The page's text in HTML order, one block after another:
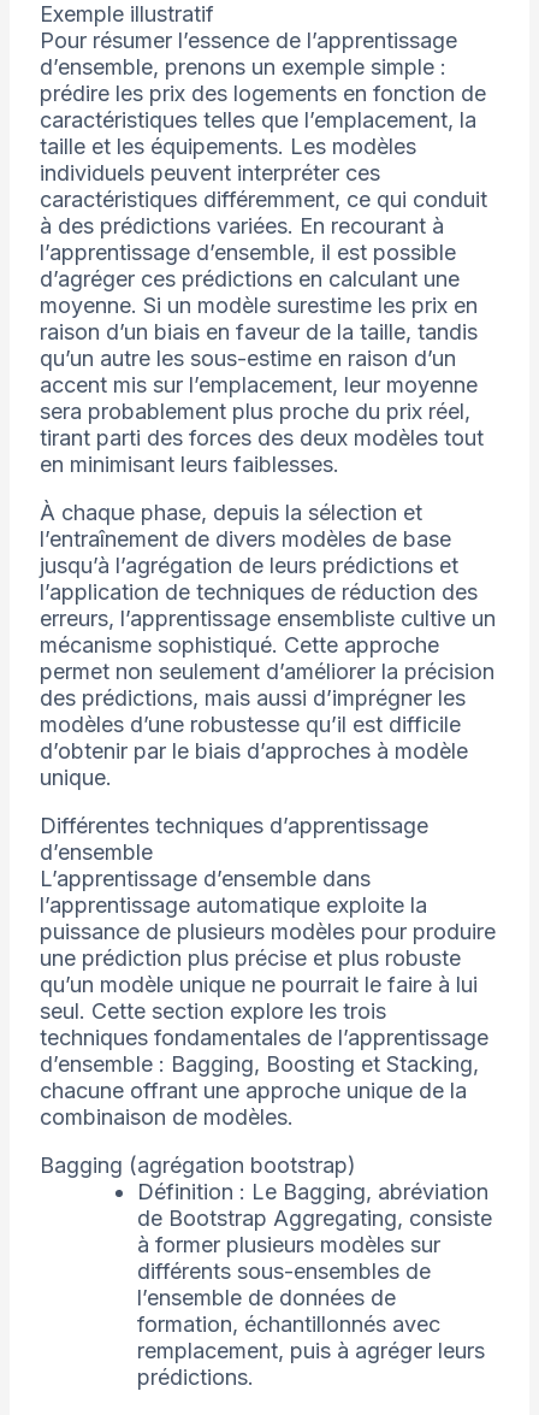
Exemple illustratif
Pour résumer l’essence de l’apprentissage
d’ensemble, prenons un exemple simple :
prédire les prix des logements en fonction de
caractéristiques telles que l’emplacement, la
taille et les équipements. Les modèles
individuels peuvent interpréter ces
caractéristiques différemment, ce qui conduit
à des prédictions variées. En recourant à
l’apprentissage d’ensemble, il est possible
d’agréger ces prédictions en calculant une
moyenne. Si un modèle surestime les prix en
raison d’un biais en faveur de la taille, tandis
qu’un autre les sous-estime en raison d’un
accent mis sur l’emplacement, leur moyenne
sera probablement plus proche du prix réel,
tirant parti des forces des deux modèles tout
en minimisant leurs faiblesses.
À chaque phase, depuis la sélection et
l’entraînement de divers modèles de base
jusqu’à l’agrégation de leurs prédictions et
l’application de techniques de réduction des
erreurs, l’apprentissage ensembliste cultive un
mécanisme sophistiqué. Cette approche
permet non seulement d’améliorer la précision
des prédictions, mais aussi d’imprégner les
modèles d’une robustesse qu’il est difficile
d’obtenir par le biais d’approches à modèle
unique.
Différentes techniques d’apprentissage
d’ensemble
L’apprentissage d’ensemble dans
l’apprentissage automatique exploite la
puissance de plusieurs modèles pour produire
une prédiction plus précise et plus robuste
qu’un modèle unique ne pourrait le faire à lui
seul. Cette section explore les trois
techniques fondamentales de l’apprentissage
d’ensemble : Bagging, Boosting et Stacking,
chacune offrant une approche unique de la
combinaison de modèles.
Bagging (agrégation bootstrap)
Définition : Le Bagging, abréviation
de Bootstrap Aggregating, consiste
à former plusieurs modèles sur
différents sous-ensembles de
l’ensemble de données de
formation, échantillonnés avec
remplacement, puis à agréger leurs
prédictions.